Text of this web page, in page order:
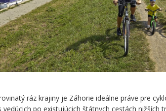
ráz krajiny je Záhorie ideálne práve pre
vedúcich po existujúcich štátnych cestách nižších